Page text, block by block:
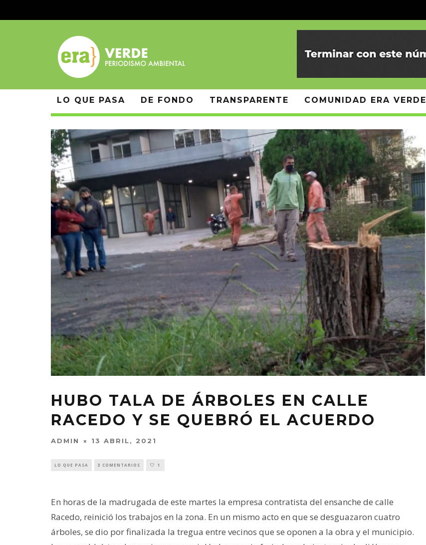
LO QUE PASA DE FONDO TRANSPARENTE COMUNIDAD ERA VERDE
HUBO TALA DE ÁRBOLES EN CALLE
RACEDO Y SE QUEBRÓ EL ACUERDO
ADMIN 13 ABRIL, 2021
LO QUE PASA 3 COMENTARIOS 1
En horas de la madrugada de este martes la empresa contratista del ensanche de calle
Racedo, reinició los trabajos en la zona. En un mismo acto en que se desguazaron cuatro
árboles, se dio por finalizada la tregua entre vecinos que se oponen a la obra y el municipio.